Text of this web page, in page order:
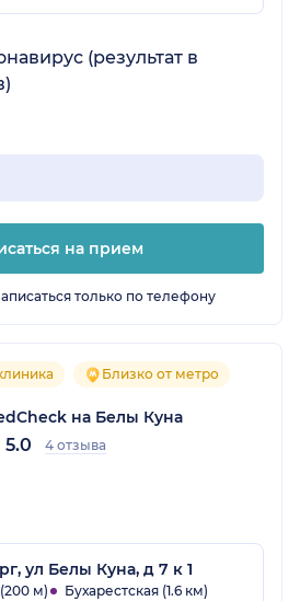
(результат в
на прием
только по телефону
Близко от метро
на Белы Куна
5.0 4 отзыва
ул Белы Куна, д 7 к 1
м)
Бухарестская (1.6 км)